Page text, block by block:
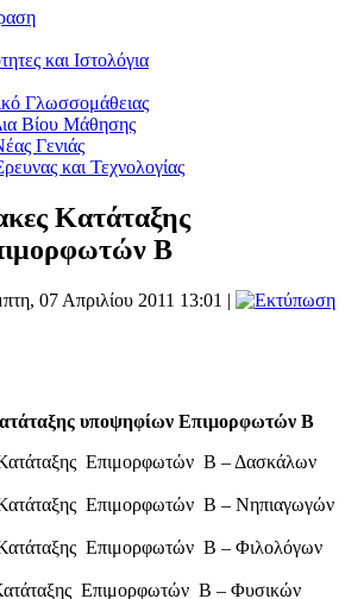
Κατάταξης
Β
07 Απριλίου 2011 13:01 |
υποψηφίων Επιμορφωτών Β
Επιμορφωτών Β – Δασκάλων
Επιμορφωτών Β – Νηπιαγωγών
Επιμορφωτών Β – Φιλολόγων
Επιμορφωτών Β – Φυσικών